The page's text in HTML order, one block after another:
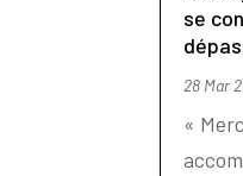
se
28 Mar
«